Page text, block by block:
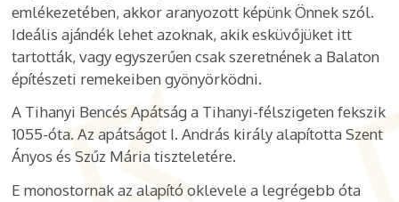
emlékezetében, akkor aranyozott képünk Önnek szól.
Ideális ajándék lehet azoknak, akik esküvőjüket itt
tartották, vagy egyszerűen csak szeretnének a Balaton
építészeti remekeiben gyönyörködni.
A Tihanyi Bencés Apátság a Tihanyi-félszigeten fekszik
1055-óta. Az apátságot I. András király alapította Szent
Ányos és Szűz Mária tiszteletére.
E monostornak az alapító oklevele a legrégebb óta